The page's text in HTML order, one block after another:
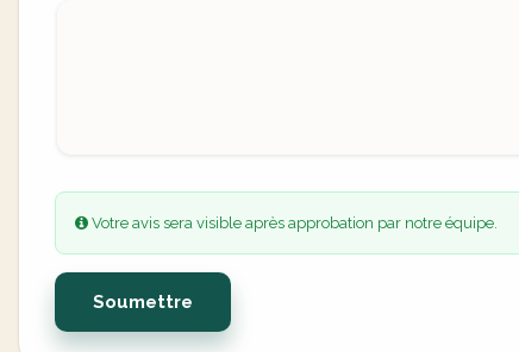
Votre avis sera visible après approbation par notre équipe.
Soumettre